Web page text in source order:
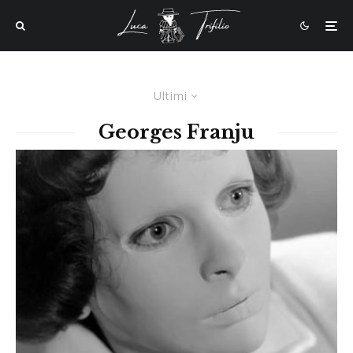
Ultimi
Georges Franju